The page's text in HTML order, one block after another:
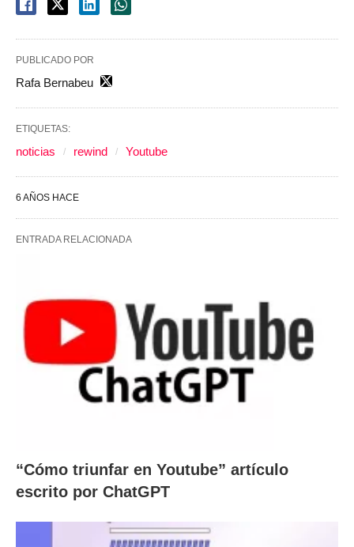
PUBLICADO POR
Rafa Bernabeu
ETIQUETAS:
noticias rewind Youtube
6 AÑOS HACE
ENTRADA RELACIONADA
“Cómo triunfar en Youtube” artículo
escrito por ChatGPT